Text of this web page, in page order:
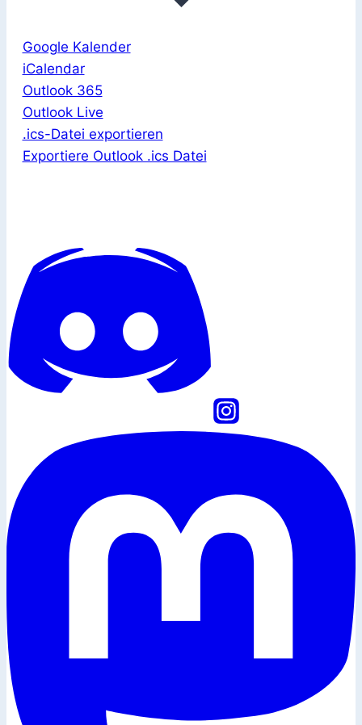
Google Kalender
iCalendar
Outlook 365
Outlook Live
.ics-Datei exportieren
Exportiere Outlook .ics Datei